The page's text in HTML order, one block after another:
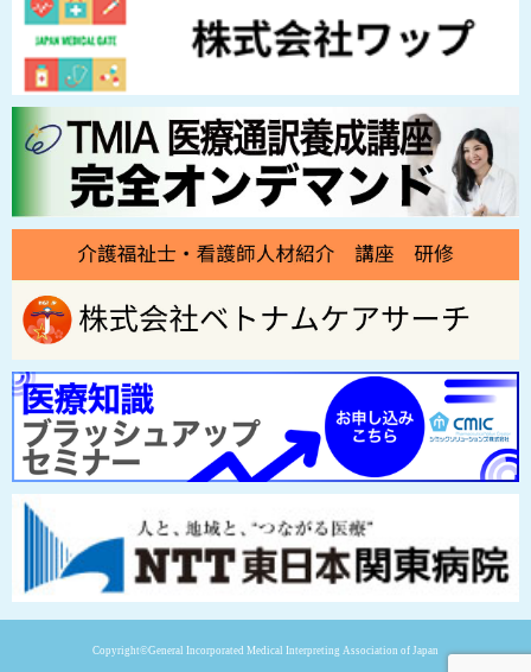
Copyright©General Incorporated Medical Interpreting Association of Japan